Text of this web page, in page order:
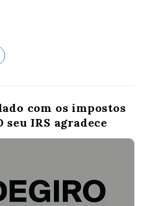
com os impostos
seu IRS agradece